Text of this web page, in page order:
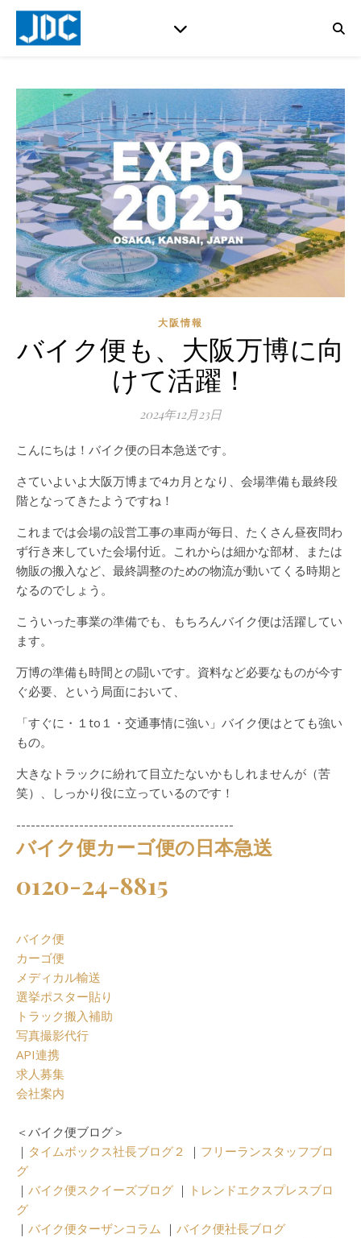
大阪情報
バイク便も、大阪万博に向
けて活躍！
2024年12月23日
こんにちは！バイク便の日本急送です。
さていよいよ大阪万博まで4カ月となり、会場準備も最終段
階となってきたようですね！
これまでは会場の設営工事の車両が毎日、たくさん昼夜問わ
ず行き来していた会場付近。これからは細かな部材、または
物販の搬入など、最終調整のための物流が動いてくる時期と
なるのでしょう。
こういった事業の準備でも、もちろんバイク便は活躍してい
ます。
万博の準備も時間との闘いです。資料など必要なものが今す
ぐ必要、という局面において、
「すぐに・１to１・交通事情に強い」バイク便はとても強い
もの。
大きなトラックに紛れて目立たないかもしれませんが（苦
笑）、しっかり役に立っているのです！
---------------------------------------------
バイク便カーゴ便の日本急送
0120-24-8815
バイク便
カーゴ便
メディカル輸送
選挙ポスター貼り
トラック搬入補助
写真撮影代行
API連携
求人募集
会社案内
＜バイク便ブログ＞
｜ タイムボックス社長ブログ２ ｜ フリーランスタッフブロ
グ
｜ バイク便スクイーズブログ ｜ トレンドエクスプレスブロ
グ
｜ バイク便ターザンコラム ｜ バイク便社長ブログ